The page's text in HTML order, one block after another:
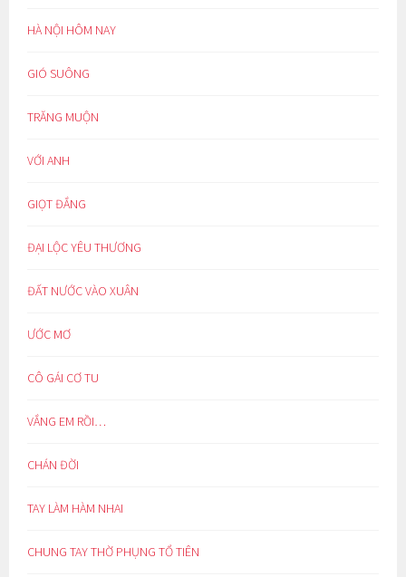
HÀ NỘI HÔM NAY
GIÓ SUÔNG
TRĂNG MUỘN
VỚI ANH
GIỌT ĐẮNG
ĐẠI LỘC YÊU THƯƠNG
ĐẤT NƯỚC VÀO XUÂN
ƯỚC MƠ
CÔ GÁI CƠ TU
VẮNG EM RỒI…
CHÁN ĐỜI
TAY LÀM HÀM NHAI
CHUNG TAY THỜ PHỤNG TỔ TIÊN